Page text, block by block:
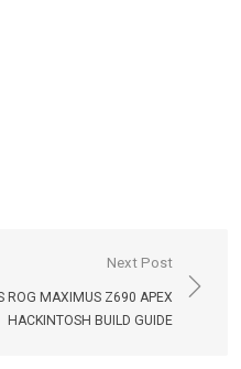
Next Post
ROG MAXIMUS Z690 APEX
HACKINTOSH BUILD GUIDE